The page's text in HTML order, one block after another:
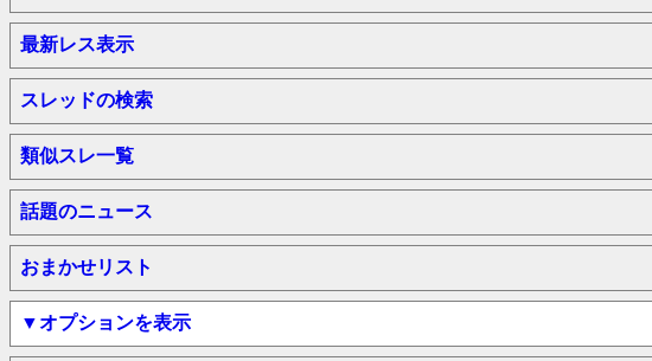
最新レス表示
スレッドの検索
類似スレ一覧
話題のニュース
おまかせリスト
▼オプションを表示